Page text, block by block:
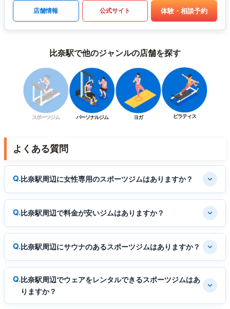
店舗情報 公式サイト 体験・相談予約
比奈駅で他のジャンルの店舗を探す
スポーツジム パーソナルジム ヨガ ピラティス
よくある質問
比奈駅周辺に女性専用のスポーツジムはありますか？
比奈駅周辺で料金が安いジムはありますか？
比奈駅周辺にサウナのあるスポーツジムはありますか？
比奈駅周辺でウェアをレンタルできるスポーツジムはあ
りますか？